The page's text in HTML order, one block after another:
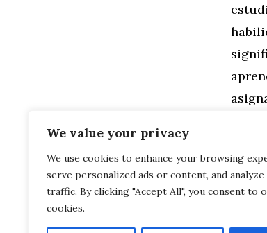
We value your privacy
We use cookies to enhance your browsing
serve personalized ads or content, and
traffic. By clicking "Accept All", you consent to
cookies.